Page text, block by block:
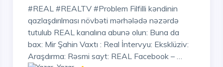
#REAL #REALTV #Problem Filfilli kəndinin
qazlaşdırılması növbəti mərhələdə nəzərdə
tutulub REAL kanalına abunə olun: Buna da
bax: Mir Şahin Vaxtı : Real İntervyu: Eksklüziv:
Araşdırma: Rəsmi sayt: REAL Facebook – …